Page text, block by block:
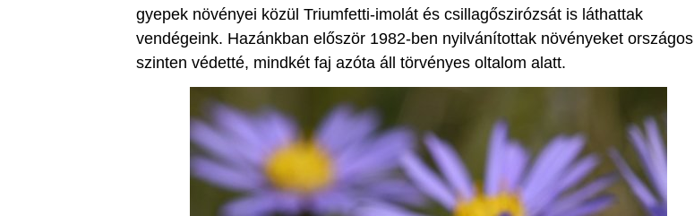
gyepek növényei közül Triumfetti-imolát és csillagőszirózsát is láthattak
vendégeink. Hazánkban először 1982-ben nyilvánítottak növényeket országos
szinten védetté, mindkét faj azóta áll törvényes oltalom alatt.